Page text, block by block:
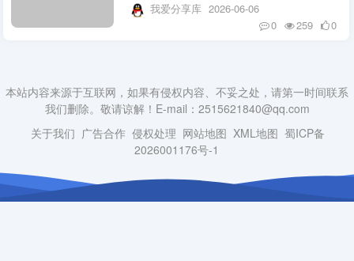
我爱分享库 2026-06-06
0
259 0
本站内容来源于互联网，如果有侵权内容、不妥之处，请第一时间联系
我们删除。敬请谅解！E-mail：2515621840@qq.com
关于我们 广告合作 侵权处理 网站地图 XML地图 蜀ICP备
2026001176号-1